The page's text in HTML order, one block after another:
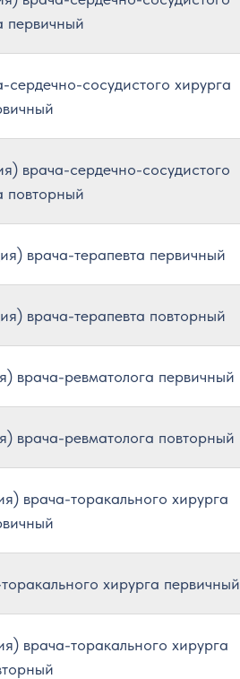
первичный
сосудистого хирурга
врача-сердечно-сосудистого
повторный
врача-терапевта первичный
врача-терапевта повторный
врача-ревматолога первичный
врача-ревматолога повторный
врача-торакального хирурга
хирурга первичный
врача-торакального хирурга